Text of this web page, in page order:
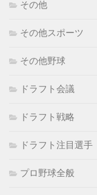
その他
その他スポーツ
その他野球
ドラフト会議
ドラフト戦略
ドラフト注目選手
プロ野球全般